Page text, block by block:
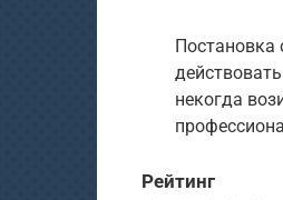
Постановка
некогда
Рейтинг